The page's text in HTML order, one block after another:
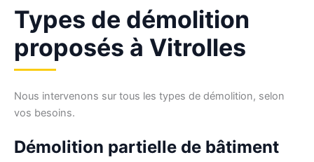
Types de démolition
proposés à Vitrolles
Nous intervenons sur tous les types de démolition, selon
vos besoins.
Démolition partielle de bâtiment